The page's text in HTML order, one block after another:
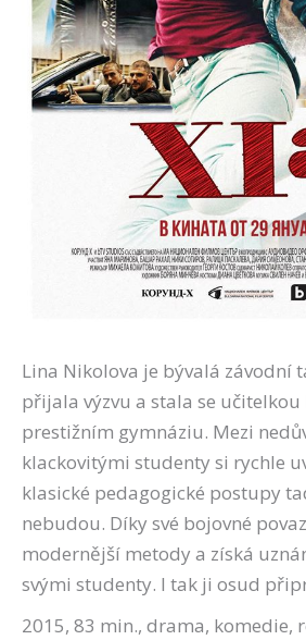
Lina Nikolova je bývalá závodní
přijala výzvu a stala se
prestižním gymnáziu. Mezi
klackovitými studenty si rychle
klasické pedagogické postupy
nebudou. Díky své bojovné
modernější metody a získá
svými studenty. I tak ji osud
2015, 83 min., drama, komedie,